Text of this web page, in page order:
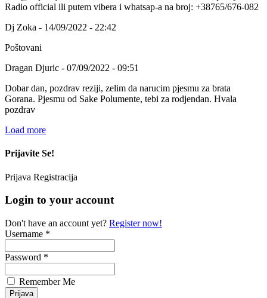
Radio official ili putem vibera i whatsap-a na broj: +38765/676-082
Dj Zoka - 14/09/2022 - 22:42
Poštovani
Dragan Djuric - 07/09/2022 - 09:51
Dobar dan, pozdrav reziji, zelim da narucim pjesmu za brata
Gorana. Pjesmu od Sake Polumente, tebi za rodjendan. Hvala
pozdrav
Load more
Prijavite Se!
Prijava Registracija
Login to your account
Don't have an account yet? Register now!
Username *
Password *
Remember Me